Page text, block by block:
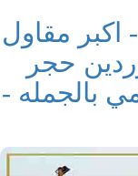
مقاول
حجر
بالجمله -